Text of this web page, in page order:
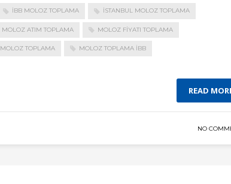
IBB MOLOZ TOPLAMA ISTANBUL MOLOZ TOPLAMA
MOLOZ ATIM TOPLAMA MOLOZ FIYATI TOPLAMA
MOLOZ TOPLAMA MOLOZ TOPLAMA IBB
READ
NO